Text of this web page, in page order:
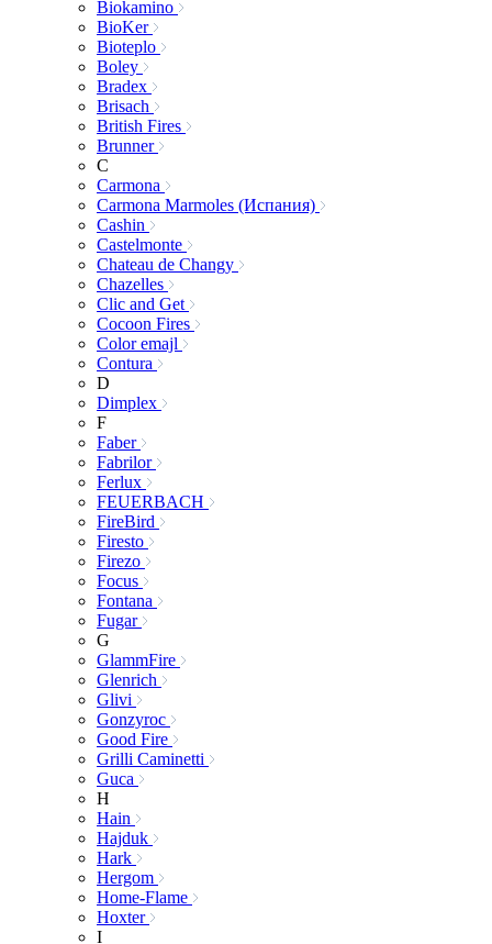
Biokamino
BioKer
Bioteplo
Boley
Bradex
Brisach
British Fires
Brunner
C
Carmona
Carmona Marmoles (Испания)
Cashin
Castelmonte
Chateau de Changy
Chazelles
Clic and Get
Cocoon Fires
Color emajl
Contura
D
Dimplex
F
Faber
Fabrilor
Ferlux
FEUERBACH
FireBird
Firesto
Firezo
Focus
Fontana
Fugar
G
GlammFire
Glenrich
Glivi
Gonzyroc
Good Fire
Grilli Caminetti
Guca
H
Hain
Hajduk
Hark
Hergom
Home-Flame
Hoxter
I